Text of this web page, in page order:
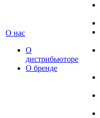
О нас
О
дистрибьюторе
О бренде